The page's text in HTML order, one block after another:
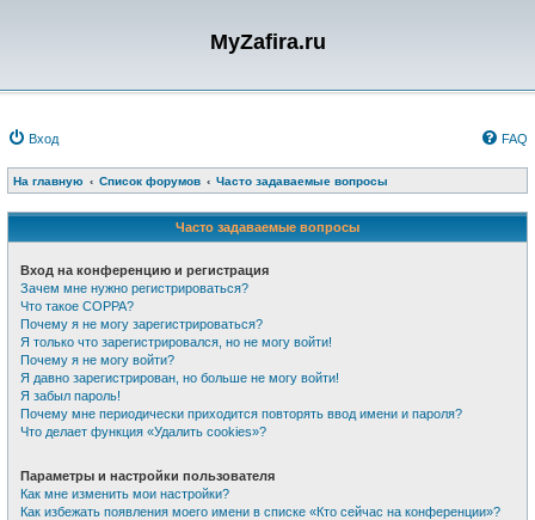
MyZafira.ru
Вход FAQ
На главную Список форумов Часто задаваемые вопросы
Часто задаваемые вопросы
Вход на конференцию и регистрация
Зачем мне нужно регистрироваться?
Что такое COPPA?
Почему я не могу зарегистрироваться?
Я только что зарегистрировался, но не могу войти!
Почему я не могу войти?
Я давно зарегистрирован, но больше не могу войти!
Я забыл пароль!
Почему мне периодически приходится повторять ввод имени и пароля?
Что делает функция «Удалить cookies»?
Параметры и настройки пользователя
Как мне изменить мои настройки?
Как избежать появления моего имени в списке «Кто сейчас на конференции»?